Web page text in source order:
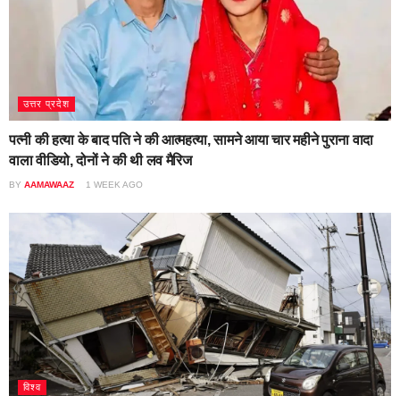
उत्तर प्रदेश
पत्नी की हत्या के बाद पति ने की आत्महत्या, सामने आया चार महीने पुराना वादा
वाला वीडियो, दोनों ने की थी लव मैरिज
BY AAMAWAAZ 1 WEEK AGO
विश्व